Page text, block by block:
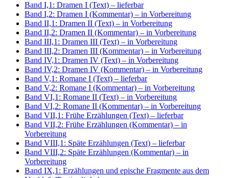
Band I,1: Dramen I (Text) – lieferbar
Band I,2: Dramen I (Kommentar) – in Vorbereitung
Band II,1: Dramen II (Text) – in Vorbereitung
Band II,2: Dramen II (Kommentar) – in Vorbereitung
Band III,1: Dramen III (Text) – in Vorbereitung
Band III,2: Dramen III (Kommentar) – in Vorbereitung
Band IV,1: Dramen IV (Text) – in Vorbereitung
Band IV,2: Dramen IV (Kommentar) – in Vorbereitung
Band V,1: Romane I (Text) – lieferbar
Band V,2: Romane I (Kommentar) – in Vorbereitung
Band VI,1: Romane II (Text) – in Vorbereitung
Band VI,2: Romane II (Kommentar) – in Vorbereitung
Band VII,1: Frühe Erzählungen (Text) – lieferbar
Band VII,2: Frühe Erzählungen (Kommentar) – in
Vorbereitung
Band VIII,1: Späte Erzählungen (Text) – lieferbar
Band VIII,2: Späte Erzählungen (Kommentar) – in
Vorbereitung
Band IX,1: Erzählungen und epische Fragmente aus dem